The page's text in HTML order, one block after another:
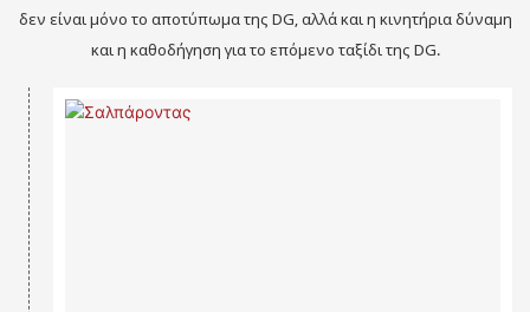
δεν είναι μόνο το αποτύπωμα της DG, αλλά και η κινητήρια δύναμη
και η καθοδήγηση για το επόμενο ταξίδι της DG.